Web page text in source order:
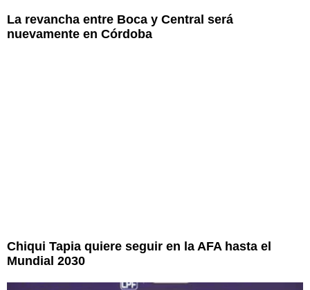
La revancha entre Boca y Central será
nuevamente en Córdoba
Chiqui Tapia quiere seguir en la AFA hasta el
Mundial 2030